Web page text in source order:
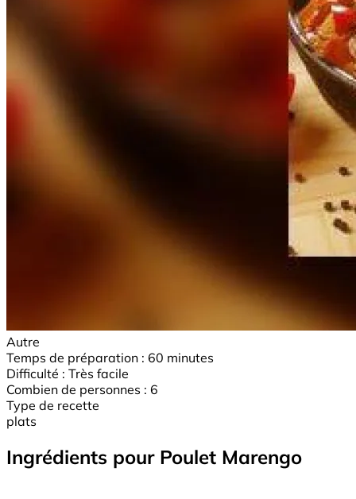
Autre
Temps de préparation : 60 minutes
Difficulté : Très facile
Combien de personnes : 6
Type de recette
plats
Ingrédients pour Poulet Marengo